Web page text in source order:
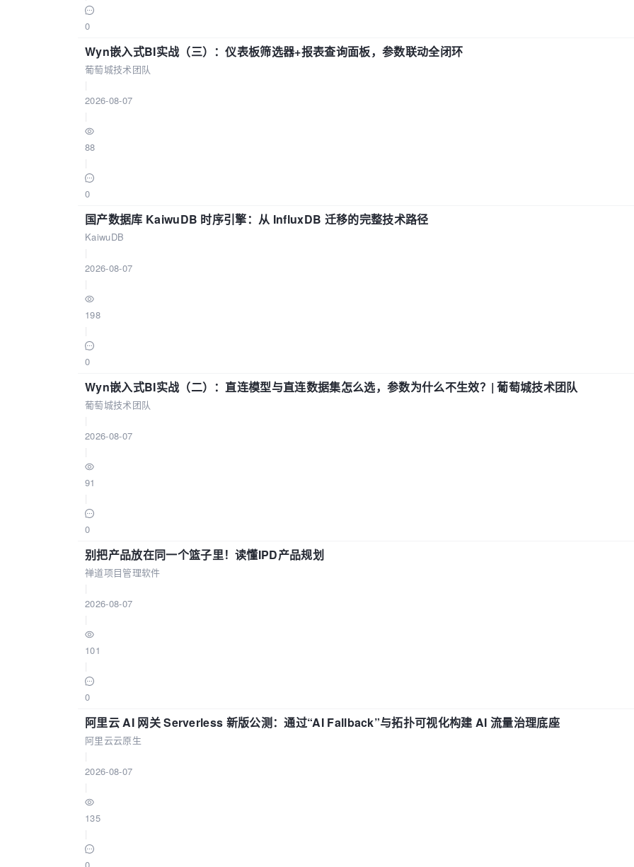
0
Wyn嵌入式BI实战（三）：仪表板筛选器+报表查询面板，参数联动全闭环
葡萄城技术团队
2026-08-07
88
0
国产数据库 KaiwuDB 时序引擎：从 InfluxDB 迁移的完整技术路径
KaiwuDB
2026-08-07
198
0
Wyn嵌入式BI实战（二）：直连模型与直连数据集怎么选，参数为什么不生效？| 葡萄城技术团队
葡萄城技术团队
2026-08-07
91
0
别把产品放在同一个篮子里！读懂IPD产品规划
禅道项目管理软件
2026-08-07
101
0
阿里云 AI 网关 Serverless 新版公测：通过“AI Fallback”与拓扑可视化构建 AI 流量治理底座
阿里云云原生
2026-08-07
135